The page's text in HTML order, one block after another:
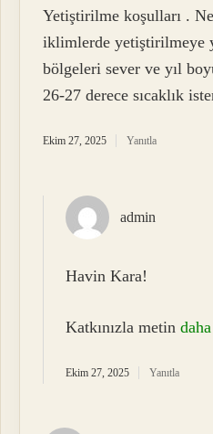
Yetiştirilme koşulları .
iklimlerde yetiştirilmeye
bölgeleri sever ve yıl
26-27 derece sıcaklık
Ekim 27, 2025 Yanıtla
admin
Havin Kara!
Katkınızla metin
Ekim 27, 2025 Yanıtla